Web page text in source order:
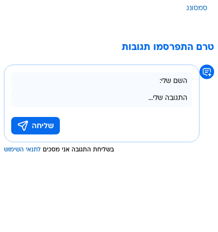
סמסונג
טרם התפרסמו תגובות
בשליחת התגובה אני מסכים לתנאי השימוש